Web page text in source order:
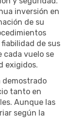
inversión en
de su
de sus
cada vuelo se
exigidos.
demostrado
tanto en
Aunque las
según la